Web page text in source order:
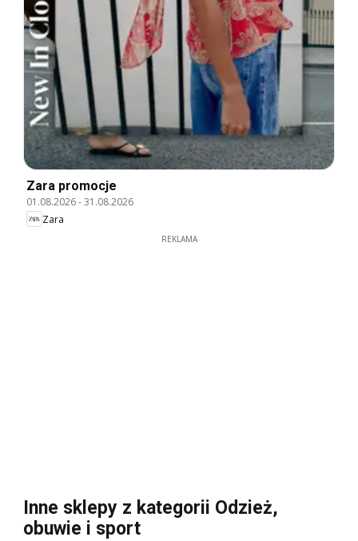
Zara promocje
01.08.2026-31.08.2026
Zara
REKLAMA
Inne sklepy z kategorii Odzież,
obuwie i sport